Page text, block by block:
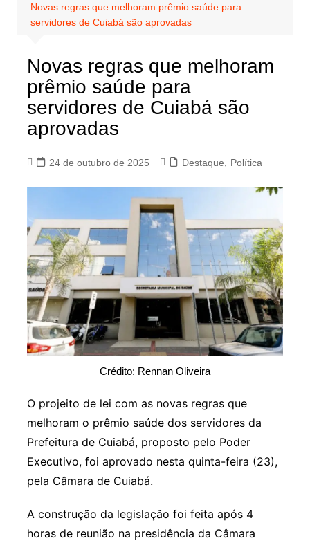
Novas regras que melhoram prêmio saúde para
servidores de Cuiabá são aprovadas
Novas regras que melhoram
prêmio saúde para
servidores de Cuiabá são
aprovadas
24 de outubro de 2025 Destaque Política
Crédito: Rennan Oliveira
O projeito de lei com as novas regras que
melhoram o prêmio saúde dos servidores da
Prefeitura de Cuiabá, proposto pelo Poder
Executivo, foi aprovado nesta quinta-feira (23),
pela Câmara de Cuiabá.
A construção da legislação foi feita após 4
horas de reunião na presidência da Câmara